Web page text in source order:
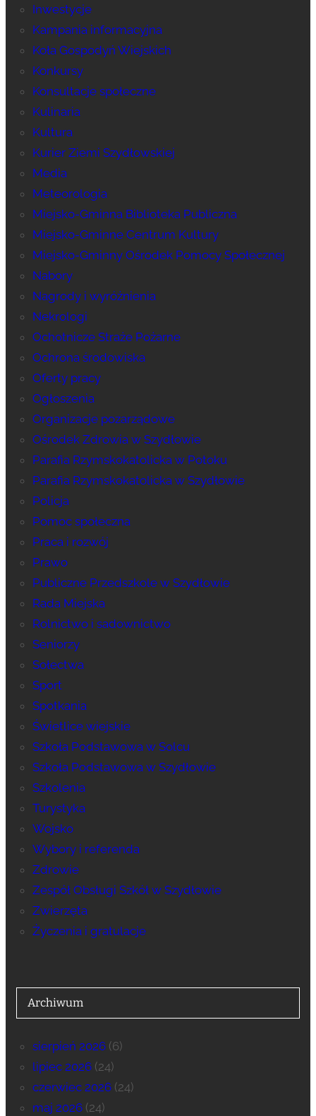
Inwestycje
Kampania informacyjna
Koła Gospodyń Wiejskich
Konkursy
Konsultacje społeczne
Kulinaria
Kultura
Kurier Ziemi Szydłowskiej
Media
Meteorologia
Miejsko-Gminna Biblioteka Publiczna
Miejsko-Gminne Centrum Kultury
Miejsko-Gminny Ośrodek Pomocy Społecznej
Nabory
Nagrody i wyróżnienia
Nekrologi
Ochotnicze Straże Pożarne
Ochrona środowiska
Oferty pracy
Ogłoszenia
Organizacje pozarządowe
Ośrodek Zdrowia w Szydłowie
Parafia Rzymskokatolicka w Potoku
Parafia Rzymskokatolicka w Szydłowie
Policja
Pomoc społeczna
Praca i rozwój
Prawo
Publiczne Przedszkole w Szydłowie
Rada Miejska
Rolnictwo i sadownictwo
Seniorzy
Sołectwa
Sport
Spotkania
Świetlice wiejskie
Szkoła Podstawowa w Solcu
Szkoła Podstawowa w Szydłowie
Szkolenia
Turystyka
Wojsko
Wybory i referenda
Zdrowie
Zespół Obsługi Szkół w Szydłowie
Zwierzęta
Życzenia i gratulacje
Archiwum
sierpień 2026(6)
lipiec 2026(24)
czerwiec 2026(24)
maj 2026(24)